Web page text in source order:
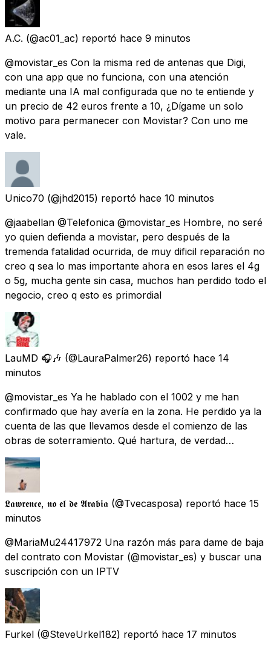
A.C. (@ac01_ac) reportó hace 9 minutos
@movistar_es Con la misma red de antenas que Digi,
con una app que no funciona, con una atención
mediante una IA mal configurada que no te entiende y
un precio de 42 euros frente a 10, ¿Dígame un solo
motivo para permanecer con Movistar? Con uno me
vale.
Unico70 (@jhd2015) reportó hace 10 minutos
@jaabellan @Telefonica @movistar_es Hombre, no seré
yo quien defienda a movistar, pero después de la
tremenda fatalidad ocurrida, de muy dificil reparación no
creo q sea lo mas importante ahora en esos lares el 4g
o 5g, mucha gente sin casa, muchos han perdido todo el
negocio, creo q esto es primordial
LauMD 🎧🎶 (@LauraPalmer26) reportó hace 14
minutos
@movistar_es Ya he hablado con el 1002 y me han
confirmado que hay avería en la zona. He perdido ya la
cuenta de las que llevamos desde el comienzo de las
obras de soterramiento. Qué hartura, de verdad…
𝕷𝖆𝖜𝖗𝖊𝖓𝖈𝖊, 𝖓𝖔 𝖊𝖑 𝖉𝖊 𝕬𝖗𝖆𝖇𝖎𝖆 (@Tvecasposa) reportó hace 15
minutos
@MariaMu24417972 Una razón más para dame de baja
del contrato con Movistar (@movistar_es) y buscar una
suscripción con un IPTV
Furkel (@SteveUrkel182) reportó hace 17 minutos